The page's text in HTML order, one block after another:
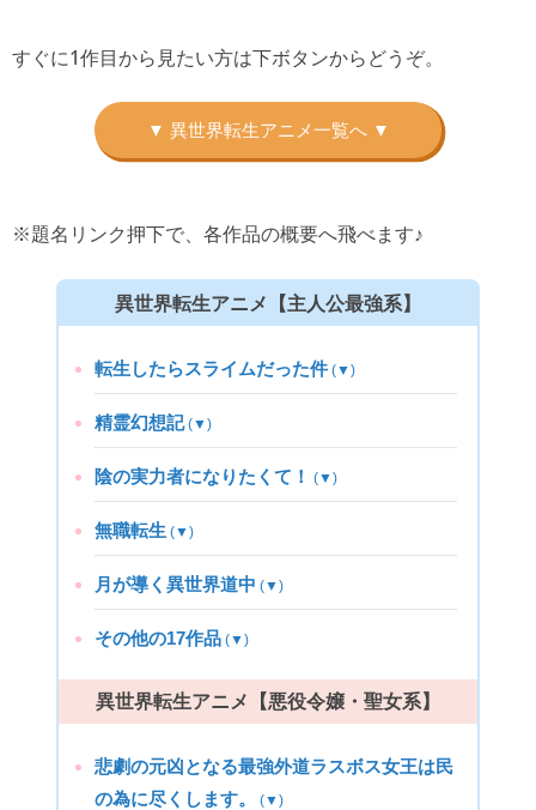
すぐに1作目から見たい方は下ボタンからどうぞ。
※題名リンク押下で、各作品の概要へ飛べます♪
異世界転生アニメ【主人公最強系】
転生したらスライムだった件(▼)
精霊幻想記(▼)
陰の実力者になりたくて！ (▼)
無職転生 (▼)
月が導く異世界道中 (▼)
その他の17作品 (▼)
異世界転生アニメ【悪役令嬢・聖女系】
悲劇の元凶となる最強外道ラスボス女王は民
の為に尽くします。
(▼)